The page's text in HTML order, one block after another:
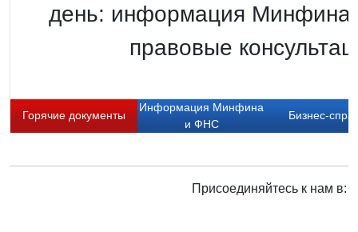
день: информация Минфина
правовые
Горячие документы
Информация Минфина
и ФНС
Бизнес-
Присоединяйтесь к нам в: